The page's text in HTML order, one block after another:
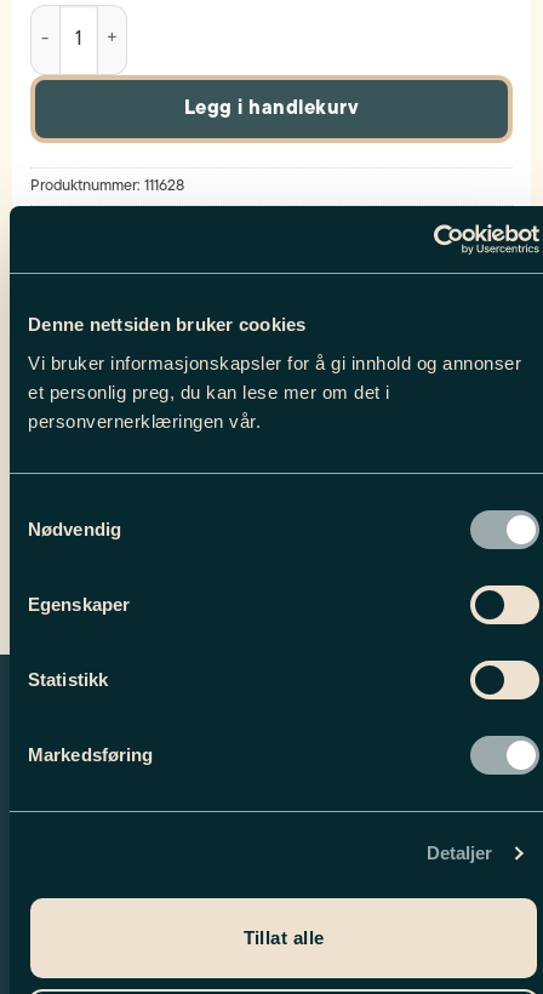
Denne nettsiden bruker cookies
Vi bruker informasjonskapsler for å gi innhold og annonser
et personlig preg, du kan lese mer om det i
personvernerklæringen vår.
Nødvendig
Egenskaper
Statistikk
Markedsføring
Detaljer
Tillat alle
Pioneer Kids antall
Legg i handlekurv
Produktnummer: 111628